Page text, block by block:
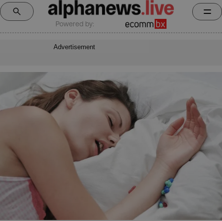
Powered by:
Advertisement